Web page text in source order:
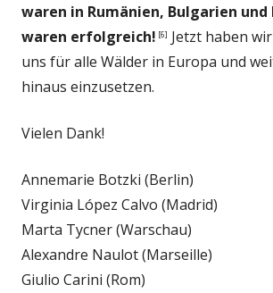
waren in Rumänien, Bulgarien und
waren erfolgreich! [6] Jetzt haben
uns für alle Wälder in Europa und
hinaus einzusetzen.
Vielen Dank!
Annemarie Botzki (Berlin)
Virginia López Calvo (Madrid)
Marta Tycner (Warschau)
Alexandre Naulot (Marseille)
Giulio Carini (Rom)